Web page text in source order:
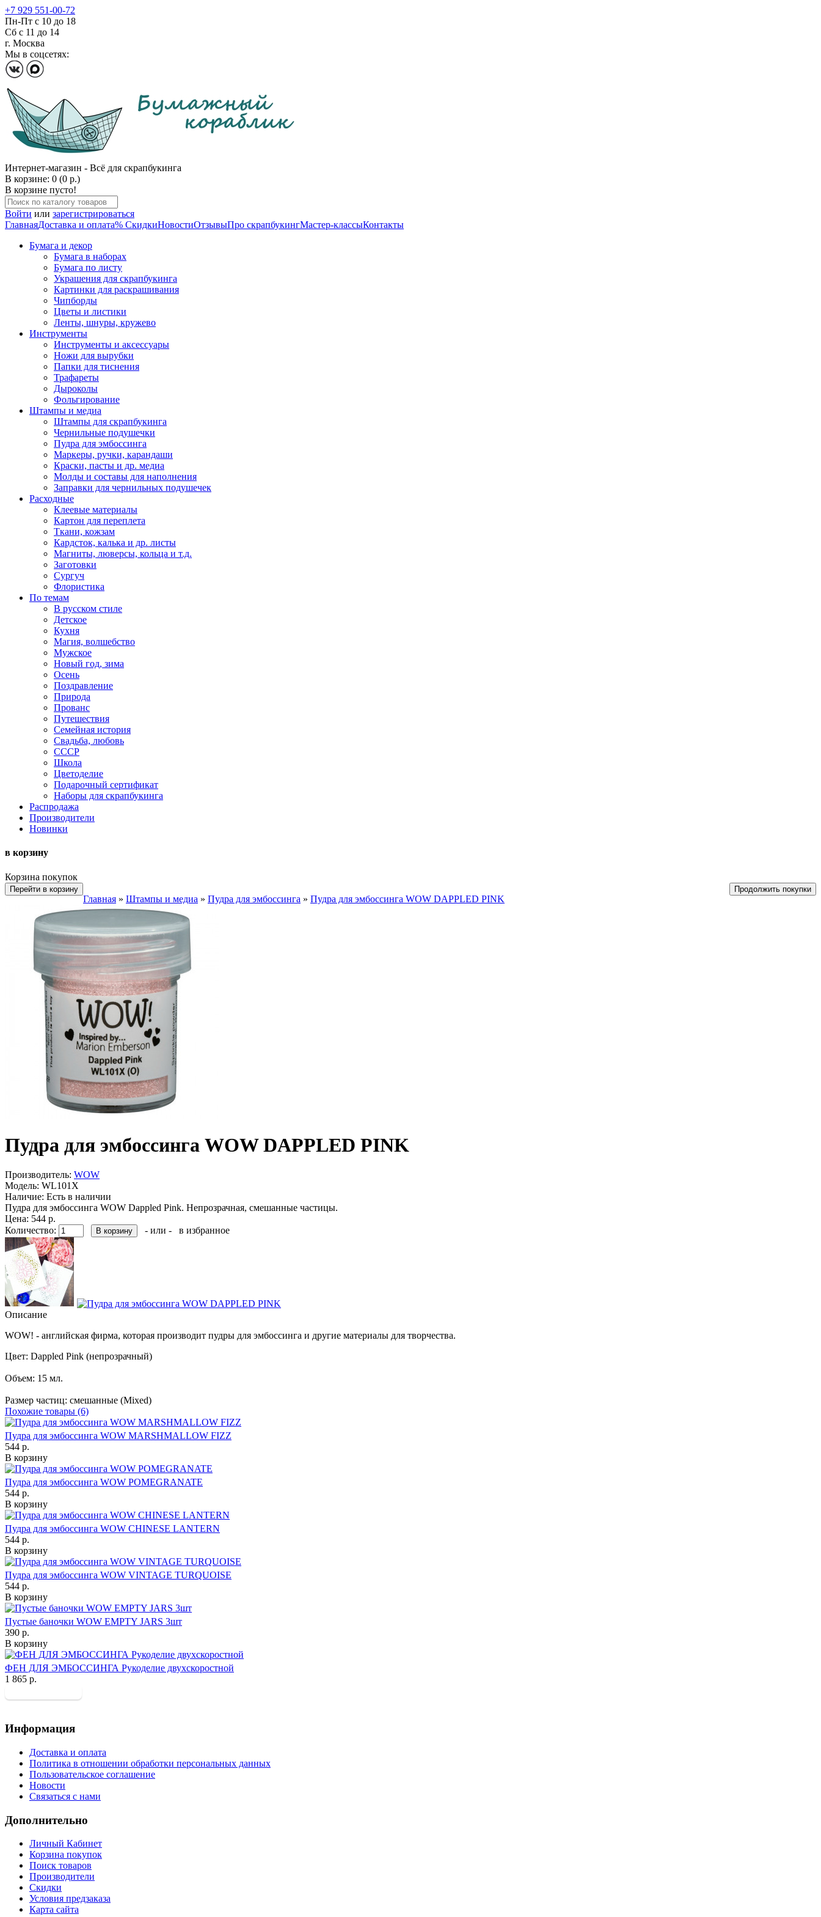
+7 929 551-00-72
Пн-Пт с 10 до 18
Сб с 11 до 14
г. Москва
Мы в соцсетях:
Интернет-магазин - Всё для скрапбукинга
В корзине: 0 (0 р.)
В корзине пусто!
Войти или зарегистрироваться
ГлавнаяДоставка и оплата% СкидкиНовостиОтзывыПро скрапбукингМастер-классыКонтакты
Бумага и декор
Бумага в наборах
Бумага по листу
Украшения для скрапбукинга
Картинки для раскрашивания
Чипборды
Цветы и листики
Ленты, шнуры, кружево
Инструменты
Инструменты и аксессуары
Ножи для вырубки
Папки для тиснения
Трафареты
Дыроколы
Фольгирование
Штампы и медиа
Штампы для скрапбукинга
Чернильные подушечки
Пудра для эмбоссинга
Маркеры, ручки, карандаши
Краски, пасты и др. медиа
Молды и составы для наполнения
Заправки для чернильных подушечек
Расходные
Клеевые материалы
Картон для переплета
Ткани, кожзам
Кардсток, калька и др. листы
Магниты, люверсы, кольца и т.д.
Заготовки
Сургуч
Флористика
По темам
В русском стиле
Детское
Кухня
Магия, волшебство
Мужское
Новый год, зима
Осень
Поздравление
Природа
Прованс
Путешествия
Семейная история
Свадьба, любовь
СССР
Школа
Цветоделие
Подарочный сертификат
Наборы для скрапбукинга
Распродажа
Производители
Новинки
в корзину
Корзина покупок
Перейти в корзину Продолжить покупки
Главная » Штампы и медиа » Пудра для эмбоссинга » Пудра для эмбоссинга WOW DAPPLED PINK
Пудра для эмбоссинга WOW DAPPLED PINK
Производитель: WOW
Модель: WL101X
Наличие: Есть в наличии
Пудра для эмбоссинга WOW Dappled Pink. Непрозрачная, смешанные частицы.
Цена: 544 р.
Количество:
- или - в избранное
Описание
WOW! - английская фирма, которая производит пудры для эмбоссинга и другие материалы для творчества.
Цвет: Dappled Pink (непрозрачный)
Объем: 15 мл.
Размер частиц: смешанные (Mixed)
Похожие товары (6)
Пудра для эмбоссинга WOW MARSHMALLOW FIZZ
544 р.
В корзину
Пудра для эмбоссинга WOW POMEGRANATE
544 р.
В корзину
Пудра для эмбоссинга WOW CHINESE LANTERN
544 р.
В корзину
Пудра для эмбоссинга WOW VINTAGE TURQUOISE
544 р.
В корзину
Пустые баночки WOW EMPTY JARS 3шт
390 р.
В корзину
ФЕН ДЛЯ ЭМБОССИНГА Рукоделие двухскоростной
1 865 р.
Информация
Доставка и оплата
Политика в отношении обработки персональных данных
Пользовательское соглашение
Новости
Связаться с нами
Дополнительно
Личный Кабинет
Корзина покупок
Поиск товаров
Производители
Скидки
Условия предзаказа
Карта сайта